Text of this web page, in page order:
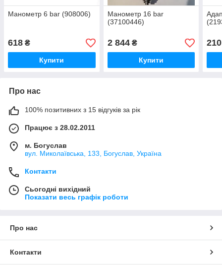
Манометр 6 bar (908006)
618 ₴
Купити
Манометр 16 bar
(37100446)
2 844₴
Купити
210
Про нас
100% позитивних з 15 відгуків за рік
Працює з 28.02.2011
м. Богуслав
вул. Миколаївська, 133, Богуслав, Україна
Контакти
Сьогодні вихідний
Показати весь графік роботи
Про нас
Контакти